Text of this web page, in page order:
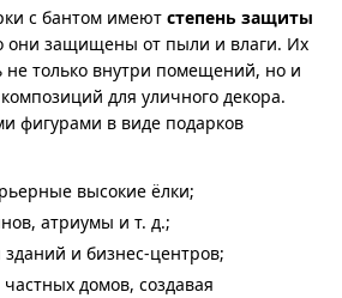
с бантом имеют степень защиты
они защищены от пыли и влаги. Их
не только внутри помещений, но и
для уличного декора.
фигурами в виде подарков
высокие ёлки;
атриумы и т. д.;
и бизнес-центров;
домов, создавая